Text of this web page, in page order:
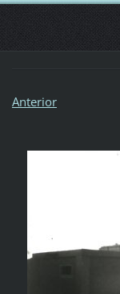
Anterior